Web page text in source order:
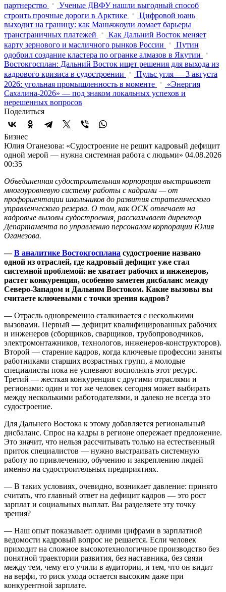
партнерство
Ученые ДВФУ нашли выгодный способ
строить прочные дороги в Арктике
Цифровой юань
выходит на границу: как Маньчжоули ломает барьеры
трансграничных платежей
Как Дальний Восток меняет
карту зернового и масличного рынков России
Путин
одобрил создание кластера по огранке алмазов в Якутии
Востокгосплан: Дальний Восток ищет решения для выхода из
кадрового кризиса в судостроении
Пульс угля — 3 августа
2026: угольная промышленность в моменте
«Энергия
Сахалина-2026» — под знаком локальных успехов и
нерешенных вопросов
Поделиться
Бизнес
Юлия Оганезова: «Судостроение не решит кадровый дефицит
одной мерой — нужна системная работа с людьми» 04.08.2026
00:35
Объединенная судостроительная корпорация выстраивает
многоуровневую систему работы с кадрами — от
профориентации школьников до развития стратегического
управленческого резерва. О том, как ОСК отвечает на
кадровые вызовы судостроения, рассказывает директор
Департамента по управлению персоналом корпорации Юлия
Оганезова.
—В аналитике Востокгосплана судостроение названо
одной из отраслей, где кадровый дефицит уже стал
системной проблемой: не хватает рабочих и инженеров,
растет конкуренция, особенно заметен дисбаланс между
Северо‑Западом и Дальним Востоком. Какие вызовы вы
считаете ключевыми с точки зрения кадров?
— Отрасль одновременно сталкивается с несколькими
вызовами. Первый — дефицит квалифицированных рабочих
и инженеров (сборщиков, сварщиков, трубопроводчиков,
электромонтажников, технологов, инженеров-конструкторов).
Второй — старение кадров, когда ключевые профессии заняты
работниками старших возрастных групп, а молодые
специалисты пока не успевают восполнять этот ресурс.
Третий — жесткая конкуренция с другими отраслями и
регионами: один и тот же человек сегодня может выбирать
между несколькими работодателями, и далеко не всегда это
судостроение.
Для Дальнего Востока к этому добавляется региональный
дисбаланс. Спрос на кадры в регионе опережает предложение.
Это значит, что нельзя рассчитывать только на естественный
приток специалистов — нужно выстраивать системную
работу по привлечению, обучению и закреплению людей
именно на судостроительных предприятиях.
— В таких условиях, очевидно, возникает давление: принято
считать, что главный ответ на дефицит кадров — это рост
зарплат и социальных выплат. Вы разделяете эту точку
зрения?
— Наш опыт показывает: одними цифрами в зарплатной
ведомости кадровый вопрос не решается. Если человек
приходит на сложное высокотехнологичное производство без
понятной траектории развития, без наставника, без связи
между тем, чему его учили в аудитории, и тем, что он видит
на верфи, то риск ухода остается высоким даже при
конкурентной зарплате.